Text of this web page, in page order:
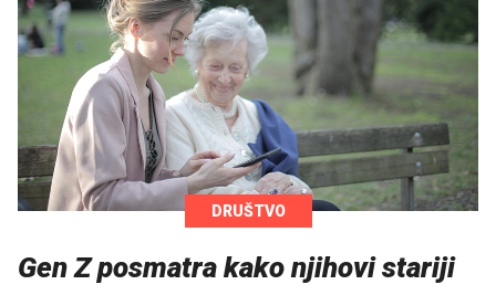
DRUŠTVO
Gen Z posmatra kako njihovi stariji